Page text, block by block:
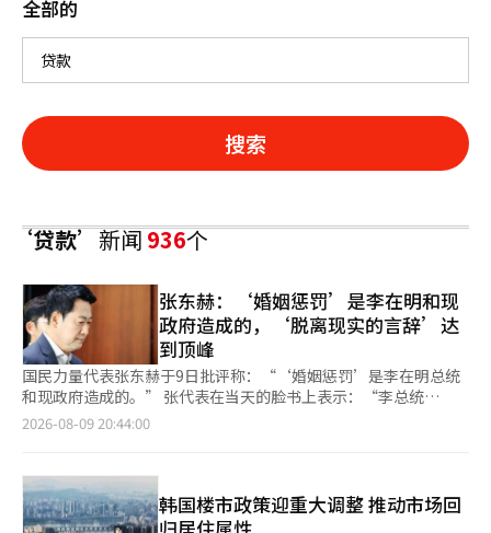
全部的
搜索
‘贷款’新闻936个
张东赫：‘婚姻惩罚’是李在明和现
政府造成的，‘脱离现实的言辞’达
到顶峰
国民力量代表张东赫于9日批评称：“‘婚姻惩罚’是李在明总统
和现政府造成的。” 张代表在当天的脸书上表示：“李总统
称‘国家政策不应让人犹豫结婚’，并表示要纠正22项婚姻惩罚政
管，甚至减少了新生儿特例贷款。他表示：“最终，他们是想把自
己设下的障碍现在解开。看来是因为2030代的支持率暴跌，青年
人的反对声愈发强烈而感到害怕。” 张代表强调，青年人并不只
2026-08-09 20:44:00
韩国楼市政策迎重大调整 推动市场回
归居住属性